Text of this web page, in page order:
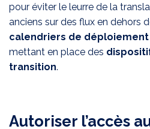
pour éviter le leurre de la
anciens sur des flux en dehors
calendriers de déploiement
mettant en place des
transition.
Autoriser l’accès